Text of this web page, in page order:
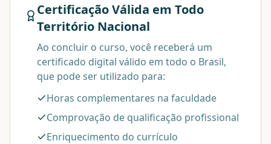
Certificação Válida em Todo
Território Nacional
Ao concluir o curso, você receberá um
certificado digital válido em todo o Brasil,
que pode ser utilizado para:
Horas complementares na faculdade
Comprovação de qualificação profissional
Enriquecimento do currículo